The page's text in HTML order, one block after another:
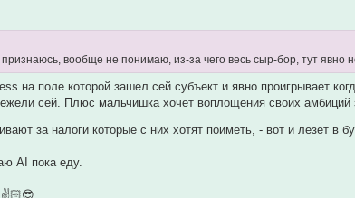
вообще не понимаю, из-за чего весь сыр-бор, тут явно
на поле которой зашел сей субъект и явно проигрывает
сей. Плюс мальчишка хочет воплощения своих
за налоги которые с них хотят поиметь, - вот и лезет в
AI пока еду.